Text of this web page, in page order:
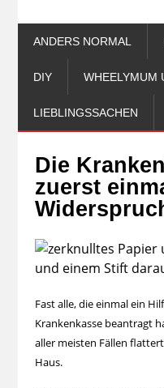
ANDERS NORMAL
DIY WHEELYMUM
LIEBLINGSSACHEN
Die
zuerst
Fast alle, die einmal ein
Krankenkasse beantragt
aller meisten Fällen
Haus.